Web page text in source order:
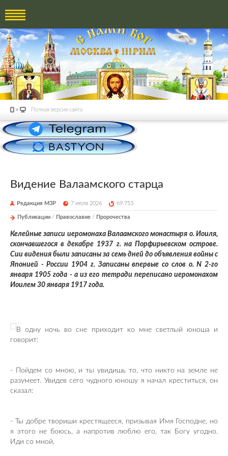
Полная версия сайта
Видение Валаамского старца
Редакция М3Р 7 июля 2026 69 753
Публикации / Православие / Пророчества
Келейные записи иеромонаха Валаамского монастыря о. Иоиля,
скончавшегося в декабре 1937 г. на Порфирьевском острове.
Сии видения были записаны за семь дней до объявления войны с
Японией - России 1904 г. Записаны впервые со слов о. N 2-го
января 1905 года - а из его тетради переписано иеромонахом
Иоилем 30 января 1917 года.
В одну ночь во сне приходит ко мне светлый юноша и
говорит:
- Пойдем со мною, и ты увидишь то, что никто на земле не
разумеет. Увидев сего чудного юношу я начал креститься, он
сказал:
- Ты добре твориши крестящееся, призывая Имя Господне, но
я этого не боюсь, а напротив люблю его, так Богу угодно.
Иди со мной,